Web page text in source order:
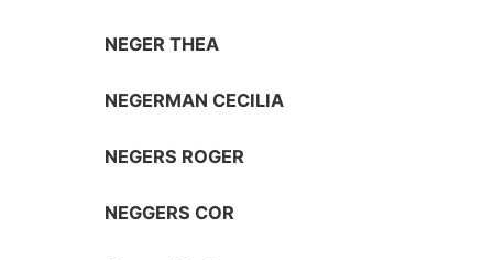
NEGER THEA
NEGERMAN CECILIA
NEGERS ROGER
NEGGERS COR